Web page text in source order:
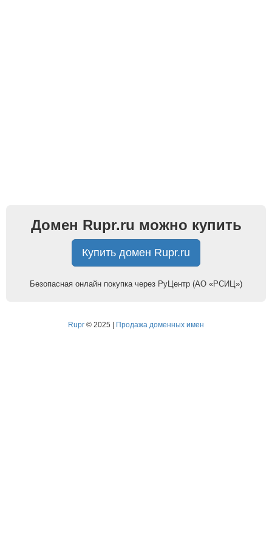
Домен Rupr.ru можно купить
Купить домен Rupr.ru
Безопасная онлайн покупка через РуЦентр (АО «РСИЦ»)
Rupr © 2025 | Продажа доменных имен